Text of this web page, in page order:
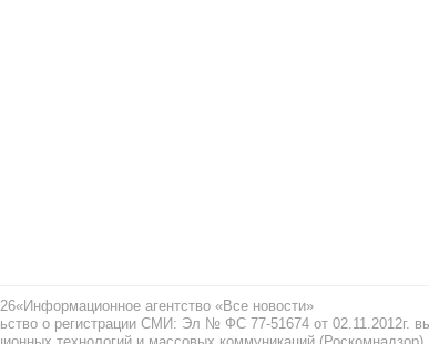
агентство «Все новости»
о регистрации СМИ: Эл № ФС 77-51674 от 02.11.2012г.